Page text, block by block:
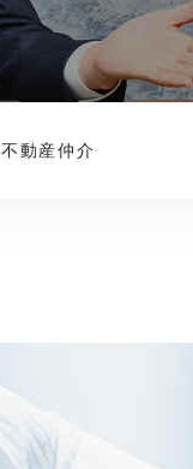
不動産仲介